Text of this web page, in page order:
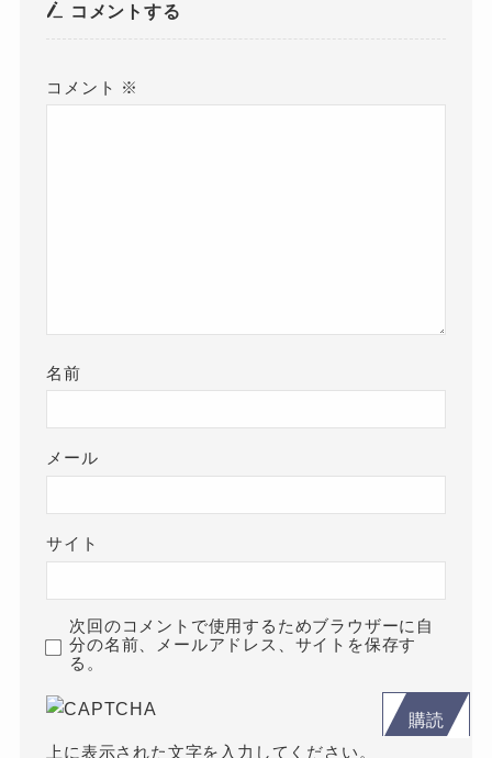
コメントする
コメント ※
名前
メール
サイト
次回のコメントで使用するためブラウザーに自
分の名前、メールアドレス、サイトを保存す
る。
上に表示された文字を入力してください。
購読